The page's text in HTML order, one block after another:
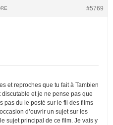
#5769
et reproches que tu fait à Tambien
et je ne pense pas que
pas du le posté sur le fil des films
d’ouvrir un sujet sur les
sujet principal de ce film. Je vais y